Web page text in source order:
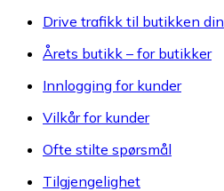
Drive trafikk til butikken din
Årets butikk – for butikker
Innlogging for kunder
Vilkår for kunder
Ofte stilte spørsmål
Tilgjengelighet